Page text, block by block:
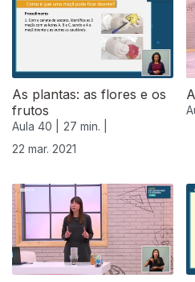
As plantas: as flores e os
frutos
Aula 40 |
27 min. |
22 mar. 2021